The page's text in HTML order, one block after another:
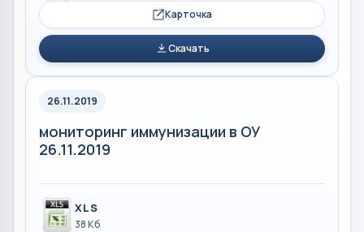
Карточка
Скачать
26.11.2019
мониторинг иммунизации в ОУ
26.11.2019
XLS
38 Кб